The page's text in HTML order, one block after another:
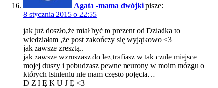
Agata -mama dwójki pisze:
8 stycznia 2015 o 22:55
jak już doszło,że miał być to prezent od Dziadka to
wiedziałam ,że post zakończy się wyjątkowo <3
jak zawsze zresztą..
jak zawsze wzruszasz do łez,trafiasz w tak czułe miejsce
mojej duszy i pobudzasz pewne neurony w moim mózgu o
których istnieniu nie mam często pojęcia…
D Z I Ę K U J Ę <3